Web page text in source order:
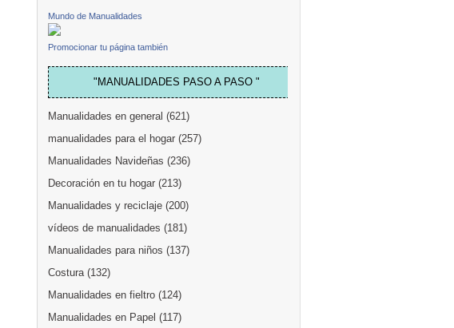
Mundo de Manualidades
Promocionar tu página también
"MANUALIDADES PASO A PASO "
Manualidades en general (621)
manualidades para el hogar (257)
Manualidades Navideñas (236)
Decoración en tu hogar (213)
Manualidades y reciclaje (200)
vídeos de manualidades (181)
Manualidades para niños (137)
Costura (132)
Manualidades en fieltro (124)
Manualidades en Papel (117)